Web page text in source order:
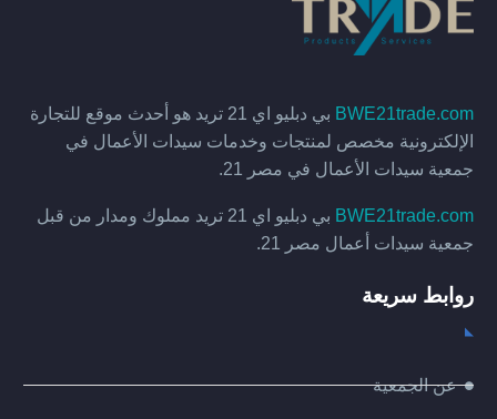
BWE21trade.com
بي دبليو اي 21 تريد هو أحدث موقع للتجارة
الإلكترونية مخصص لمنتجات وخدمات سيدات الأعمال في
جمعية سيدات الأعمال في مصر 21.
BWE21trade.com
بي دبليو اي 21 تريد مملوك ومدار من قبل
جمعية سيدات أعمال مصر 21.
روابط سريعة
عن الجمعية